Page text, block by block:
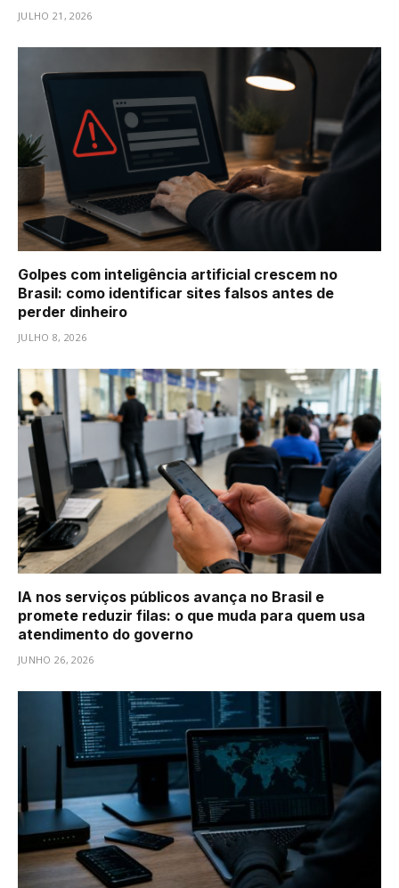
JULHO 21, 2026
Golpes com inteligência artificial crescem no
Brasil: como identificar sites falsos antes de
perder dinheiro
JULHO 8, 2026
IA nos serviços públicos avança no Brasil e
promete reduzir filas: o que muda para quem usa
atendimento do governo
JUNHO 26, 2026